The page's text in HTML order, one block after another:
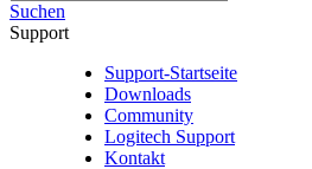
Suchen
Support
Support-Startseite
Downloads
Community
Logitech Support
Kontakt